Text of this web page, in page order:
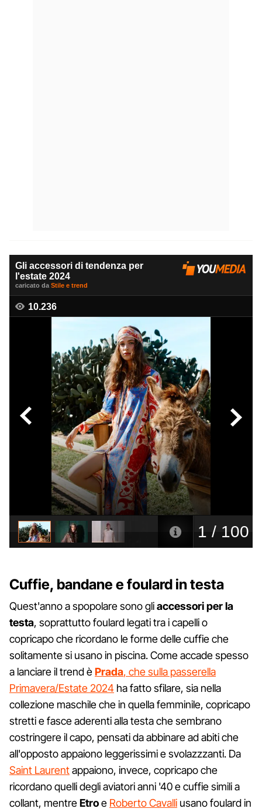
Cuffie, bandane e foulard in testa
Quest'anno a spopolare sono gliaccessori per la
testa, soprattutto foulard legati tra i capelli o
copricapo che ricordano le forme delle cuffie che
solitamente si usano in piscina. Come accade spesso
a lanciare il trend èPrada, che sulla passerella
Primavera/Estate 2024 ha fatto sfilare, sia nella
collezione maschile che in quella femminile, copricapo
stretti e fasce aderenti alla testa che sembrano
costringere il capo, pensati da abbinare ad abiti che
all'opposto appaiono leggerissimi e svolazzzanti. Da
Saint Laurentappaiono, invece, copricapo che
ricordano quelli degli aviatori anni '40 e cuffie simili a
collant, mentreEtroe Roberto Cavalli usano foulard in